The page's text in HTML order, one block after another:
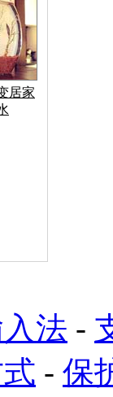
居家
法 -
- 保